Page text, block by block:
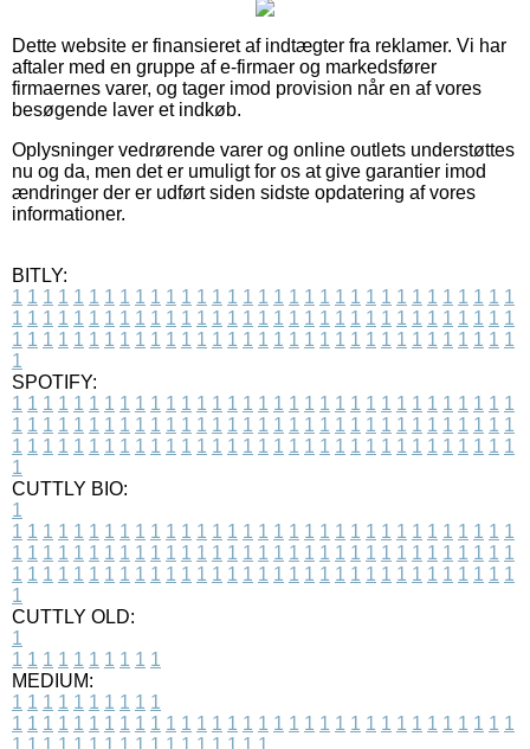
Dette website er finansieret af indtægter fra reklamer. Vi har
aftaler med en gruppe af e-firmaer og markedsfører
firmaernes varer, og tager imod provision når en af vores
besøgende laver et indkøb.
Oplysninger vedrørende varer og online outlets understøttes
nu og da, men det er umuligt for os at give garantier imod
ændringer der er udført siden sidste opdatering af vores
informationer.
BITLY:
1 1 1 1 1 1 1 1 1 1 1 1 1 1 1 1 1 1 1 1 1 1 1 1 1 1 1 1 1 1 1 1 1
1 1 1 1 1 1 1 1 1 1 1 1 1 1 1 1 1 1 1 1 1 1 1 1 1 1 1 1 1 1 1 1 1
1 1 1 1 1 1 1 1 1 1 1 1 1 1 1 1 1 1 1 1 1 1 1 1 1 1 1 1 1 1 1 1 1
1
SPOTIFY:
1 1 1 1 1 1 1 1 1 1 1 1 1 1 1 1 1 1 1 1 1 1 1 1 1 1 1 1 1 1 1 1 1
1 1 1 1 1 1 1 1 1 1 1 1 1 1 1 1 1 1 1 1 1 1 1 1 1 1 1 1 1 1 1 1 1
1 1 1 1 1 1 1 1 1 1 1 1 1 1 1 1 1 1 1 1 1 1 1 1 1 1 1 1 1 1 1 1 1
1
CUTTLY BIO:
1
1 1 1 1 1 1 1 1 1 1 1 1 1 1 1 1 1 1 1 1 1 1 1 1 1 1 1 1 1 1 1 1 1
1 1 1 1 1 1 1 1 1 1 1 1 1 1 1 1 1 1 1 1 1 1 1 1 1 1 1 1 1 1 1 1 1
1 1 1 1 1 1 1 1 1 1 1 1 1 1 1 1 1 1 1 1 1 1 1 1 1 1 1 1 1 1 1 1 1
1
CUTTLY OLD:
1
1 1 1 1 1 1 1 1 1 1
MEDIUM:
1 1 1 1 1 1 1 1 1 1
1 1 1 1 1 1 1 1 1 1 1 1 1 1 1 1 1 1 1 1 1 1 1 1 1 1 1 1 1 1 1 1 1
1 1 1 1 1 1 1 1 1 1 1 1 1 1 1 1 1